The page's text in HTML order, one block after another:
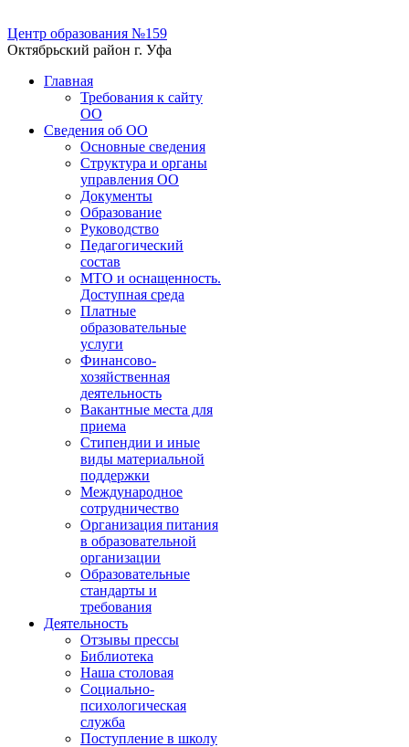
Центр образования №159
Октябрьский район г. Уфа
Главная
Требования к сайту
ОО
Сведения об ОО
Основные сведения
Структура и органы
управления ОО
Документы
Образование
Руководство
Педагогический
состав
МТО и оснащенность.
Доступная среда
Платные
образовательные
услуги
Финансово-
хозяйственная
деятельность
Вакантные места для
приема
Стипендии и иные
виды материальной
поддержки
Международное
сотрудничество
Организация питания
в образовательной
организации
Образовательные
стандарты и
требования
Деятельность
Отзывы прессы
Библиотека
Наша столовая
Социально-
психологическая
служба
Поступление в школу